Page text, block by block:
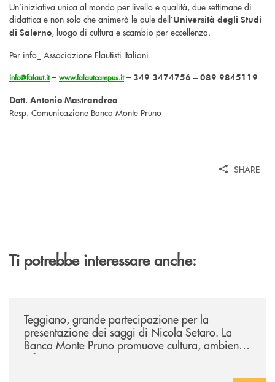
Un’iniziativa unica al mondo per livello e qualità, due settimane di
didattica e non solo che animerà le aule dell’Università degli Studi
di Salerno, luogo di cultura e scambio per eccellenza.
Per info_ Associazione Flautisti Italiani
info@falaut.it–www.falautcampus.it– 349 3474756 – 089 9845119
Dott. Antonio Mastrandrea
Resp. Comunicazione Banca Monte Pruno
SHARE
Ti potrebbe interessare anche:
Teggiano, grande partecipazione per la
presentazione dei saggi di Nicola Setaro. La
Banca Monte Pruno promuove cultura, ambiente
e futuro